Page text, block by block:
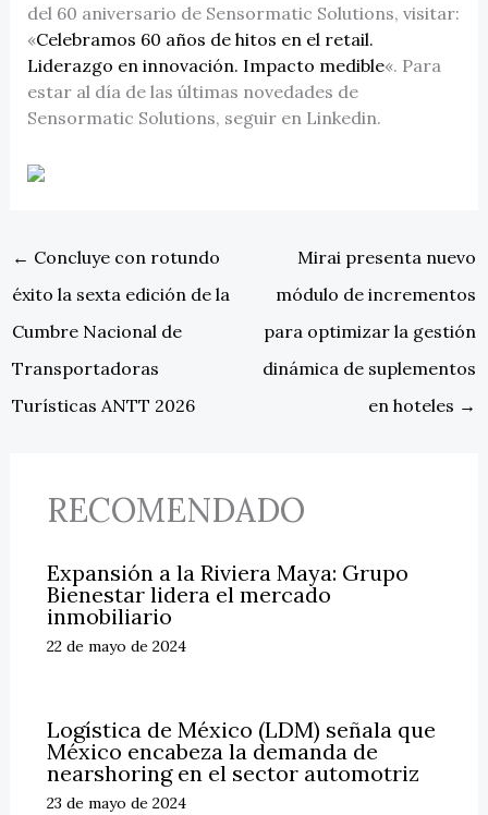
del 60 aniversario de Sensormatic Solutions, visitar:
«Celebramos 60 años de hitos en el retail.
Liderazgo en innovación. Impacto medible«. Para
estar al día de las últimas novedades de
Sensormatic Solutions, seguir en Linkedin.
← Concluye con rotundo
éxito la sexta edición de la
Cumbre Nacional de
Transportadoras
Turísticas ANTT 2026
Mirai presenta nuevo
módulo de incrementos
para optimizar la gestión
dinámica de suplementos
en hoteles →
RECOMENDADO
Expansión a la Riviera Maya: Grupo
Bienestar lidera el mercado
inmobiliario
22 de mayo de 2024
Logística de México (LDM) señala que
México encabeza la demanda de
nearshoring en el sector automotriz
23 de mayo de 2024